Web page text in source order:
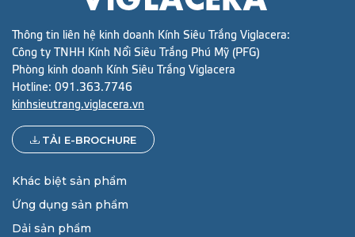
GỬI YÊU CẦU
Thông tin liên hệ kinh doanh Kính Siêu Trắng Viglacera:
Công ty TNHH Kính Nổi Siêu Trắng Phú Mỹ (PFG)
Phòng kinh doanh Kính Siêu Trắng Viglacera
Hotline: 091.363.7746
kinhsieutrang.viglacera.vn
TẢI E-BROCHURE
Khác biệt sản phẩm
Ứng dụng sản phẩm
Dải sản phẩm